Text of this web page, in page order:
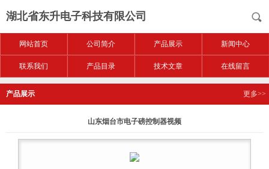
湖北省东升电子科技有限公司
网站首页 公司简介 产品展示 新闻中心
联系我们 产品目录 技术文章 在线留言
产品展示 更多>>
山东烟台市电子磅控制器视频